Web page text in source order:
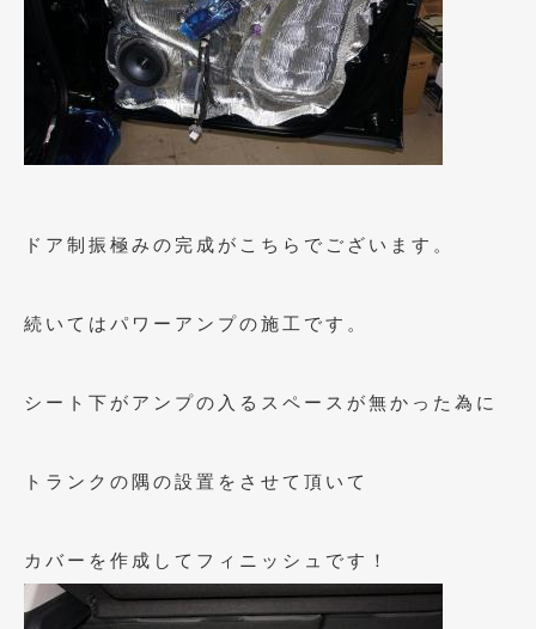
2018年7月(2)
2018年6月(7)
2018年4月(2)
2018年3月 (4)
2018年1月(3)
2017年11月 (4)
2017年8月(6)
2017年6月(4)
2017年5月(5)
ドア制振極みの完成がこちらでございます。
続いてはパワーアンプの施工です。
シート下がアンプの入るスペースが無かった為に
トランクの隅の設置をさせて頂いて
カバーを作成してフィニッシュです！